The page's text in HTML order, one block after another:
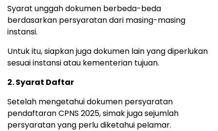
Syarat unggah dokumen berbeda-beda
berdasarkan persyaratan dari masing-masing
instansi.
Untuk itu, siapkan juga dokumen lain yang diperlukan
sesuai instansi atau kementerian tujuan.
2. Syarat Daftar
Setelah mengetahui dokumen persyaratan
pendaftaran CPNS 2025, simak juga sejumlah
persyaratan yang perlu diketahui pelamar.